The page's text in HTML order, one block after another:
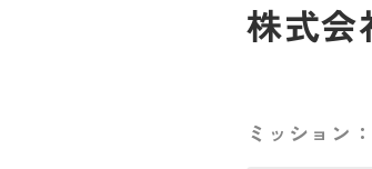
株式会
ミッション